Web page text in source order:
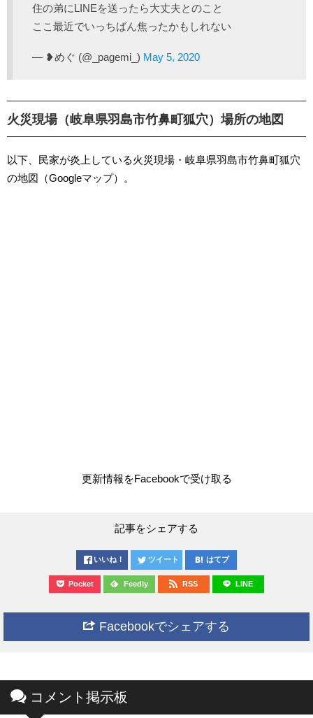
住の弟にLINEを送ったら大丈夫とのこと
ここ最近でいっちばん焦ったかもしれない
— ❥めぐ (@_pagemi_) May 5, 2020
火災現場（岐阜県羽島市竹鼻町狐穴）場所の地図
以下、民家が炎上している火災現場・岐阜県羽島市竹鼻町狐穴
の地図（Googleマップ）。
更新情報をFacebookで受け取る
記事をシェアする
いいね！ ツイート はてブ
Pocket Feedly RSS LINE
Facebookでシェアする
コメント掲示板